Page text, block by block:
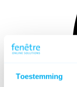
Toestemming